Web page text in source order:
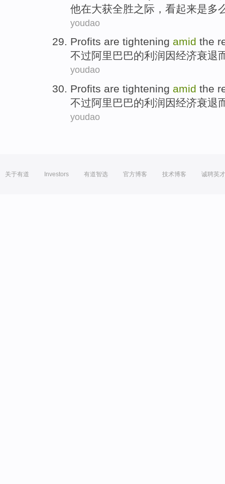
他在大获全胜之际， 看起来是多
youdao
Profits are tightening amid the
不过阿里巴巴的利润 因经济衰退
youdao
Profits are tightening amid the
不过阿里巴巴的利润 因经济衰退
youdao
关于有道 Investors 有道智选 官方博客 技术博客 诚聘英才